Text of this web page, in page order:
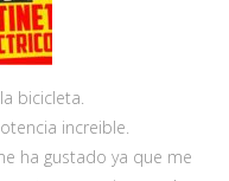
bicicleta.
increible.
ha gustado ya que me